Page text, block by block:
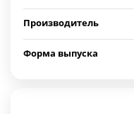
Производитель
Форма выпуска